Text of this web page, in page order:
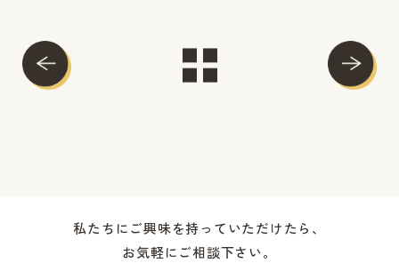
私たちにご興味を持っていただけたら、
お気軽にご相談下さい。